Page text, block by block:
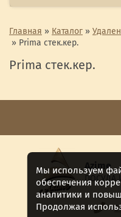
Главная » Каталог »
» Prima стек.кер.
Prima стек.кер.
Azime
ПОСУДА
8
Мы используем
обеспечения
аналитики и
Продолжая